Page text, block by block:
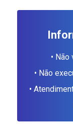
•
• Não
•